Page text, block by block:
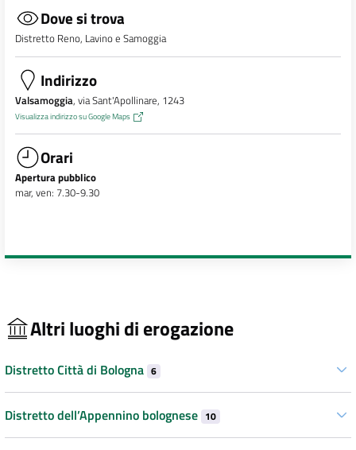
Dove si trova
Distretto Reno, Lavino e Samoggia
Indirizzo
Valsamoggia, via Sant'Apollinare, 1243
Visualizza indirizzo su Google Maps
Orari
Apertura pubblico
mar, ven: 7.30-9.30
Altri luoghi di erogazione
Distretto Città di Bologna 6
Distretto dell’Appennino bolognese 10